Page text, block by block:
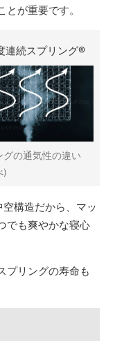
が重要です。
連続スプリング®
の通気性の違い
)
構造だから、マッ
でも爽やかな寝心
プリングの寿命も